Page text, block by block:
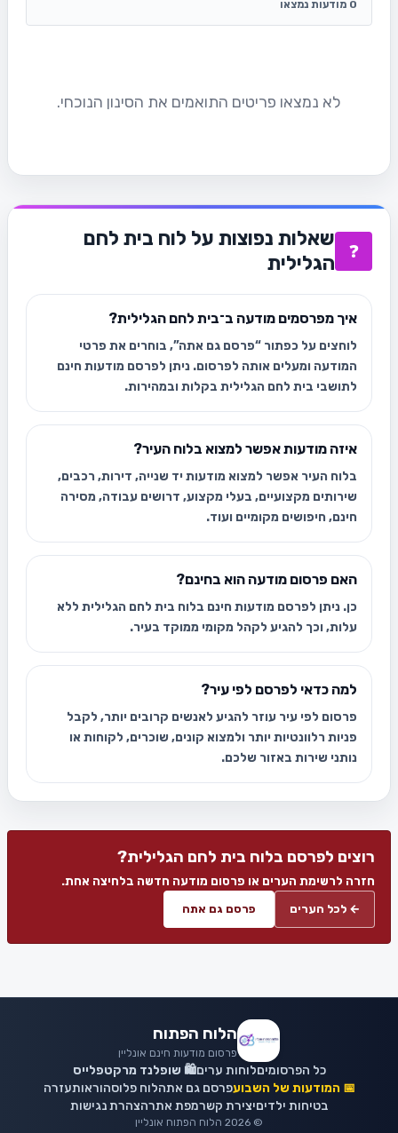
0 מודעות נמצאו
לא נמצאו פריטים התואמים את הסינון הנוכחי.
❓
שאלות נפוצות על לוח בית לחם
הגלילית
איך מפרסמים מודעה ב־בית לחם הגלילית?
לוחצים על כפתור “פרסם גם אתה”, בוחרים את פרטי
המודעה ומעלים אותה לפרסום. ניתן לפרסם מודעות חינם
לתושבי בית לחם הגלילית בקלות ובמהירות.
איזה מודעות אפשר למצוא בלוח העיר?
בלוח העיר אפשר למצוא מודעות יד שנייה, דירות, רכבים,
שירותים מקצועיים, בעלי מקצוע, דרושים עבודה, מסירה
חינם, חיפושים מקומיים ועוד.
האם פרסום מודעה הוא בחינם?
כן. ניתן לפרסם מודעות חינם בלוח בית לחם הגלילית ללא
עלות, וכך להגיע לקהל מקומי ממוקד בעיר.
למה כדאי לפרסם לפי עיר?
פרסום לפי עיר עוזר להגיע לאנשים קרובים יותר, לקבל
פניות רלוונטיות יותר ולמצוא קונים, שוכרים, לקוחות או
נותני שירות באזור שלכם.
רוצים לפרסם בלוח בית לחם הגלילית?
חזרה לרשימת הערים או פרסום מודעה חדשה בלחיצה אחת.
← לכל הערים פרסם גם אתה
הלוח הפתוח
פרסום מודעות חינם אונליין
כל הפרסומיםלוחות ערים🛍️ שופלנד מרקטפלייס
📅 המודעות של השבועפרסם גם אתהלוח פלוסהוראותעזרה
בטיחות ילדיםיצירת קשרמפת אתרהצהרת נגישות
© 2026 הלוח הפתוח אונליין